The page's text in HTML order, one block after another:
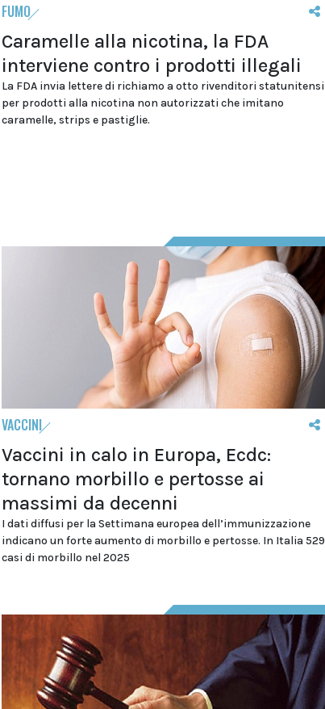
FUMO
Caramelle alla nicotina, la FDA
interviene contro i prodotti illegali
La FDA invia lettere di richiamo a otto rivenditori statunitensi
per prodotti alla nicotina non autorizzati che imitano
caramelle, strips e pastiglie.
VACCINI
Vaccini in calo in Europa, Ecdc:
tornano morbillo e pertosse ai
massimi da decenni
I dati diffusi per la Settimana europea dell’immunizzazione
indicano un forte aumento di morbillo e pertosse. In Italia 529
casi di morbillo nel 2025